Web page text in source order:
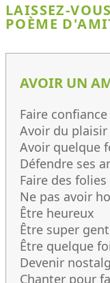
LAISSEZ-
POÈME
AVOIR UN
Faire confiance
Avoir du plaisir
Avoir quelque
Défendre ses
Faire des folies
Ne pas avoir
Être heureux
Être super
Être quelque
Devenir
Chanter pour